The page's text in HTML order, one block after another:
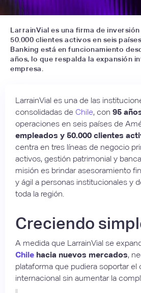
LarrainVial es una firma de
50.000 clientes activos en seis
Banking está en funcionamiento
años, lo que respalda la expansión
empresa.
LarrainVial es una de las
consolidadas de Chile, con 95
operaciones en seis países de
empleados y 50.000 clientes
centra en tres líneas de negocio
activos, gestión patrimonial y
misión es brindar asesoramiento
y ágil a personas institucionales y
toda la región.
Creciendo
A medida que LarrainVial se
Chile hacia nuevos mercados,
plataforma que pudiera soportar el
internacional sin aumentar la